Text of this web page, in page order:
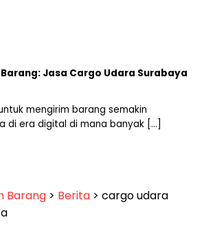
Jasa Cargo Udara Surabaya
mengirim barang semakin
di era digital di mana banyak [...]
Barang > Berita > cargo udara